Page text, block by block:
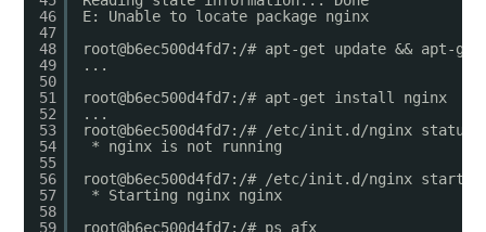
46
47
48
49
50
51
52
53
54
55
56
57
58
59
E: Unable to locate package nginx
root@b6ec500d4fd7:/# apt-get update && apt-get
...
root@b6ec500d4fd7:/# apt-get install nginx
...
root@b6ec500d4fd7:/# /etc/init.d/nginx status
* nginx is not running
root@b6ec500d4fd7:/# /etc/init.d/nginx start
* Starting nginx nginx
root@b6ec500d4fd7:/# ps afx